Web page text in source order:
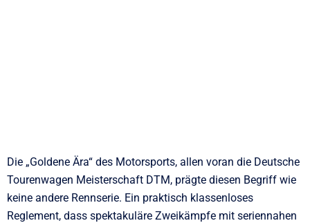
Die „Goldene Ära“ des Motorsports, allen voran die Deutsche
Tourenwagen Meisterschaft DTM, prägte diesen Begriff wie
keine andere Rennserie. Ein praktisch klassenloses
Reglement, dass spektakuläre Zweikämpfe mit seriennahen